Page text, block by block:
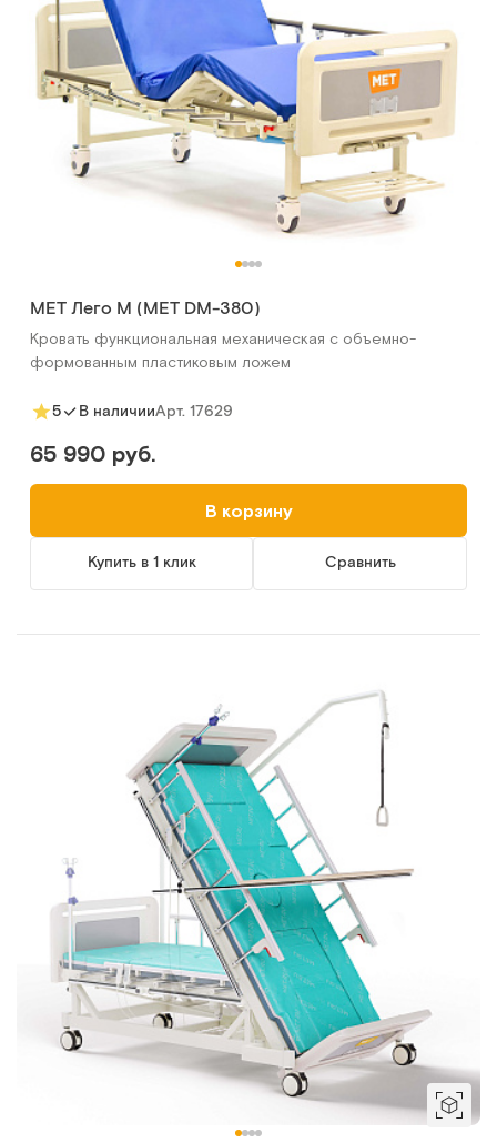
MET Лего М (MET DM-380)
Кровать функциональная механическая с объемно-
формованным пластиковым ложем
5 В наличииАрт. 17629
65 990 руб.
В корзину
Купить в 1 клик Сравнить